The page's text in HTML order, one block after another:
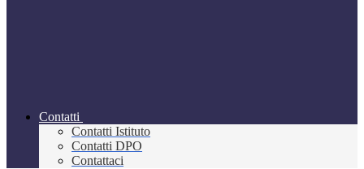
Contatti
Contatti Istituto
Contatti DPO
Contattaci